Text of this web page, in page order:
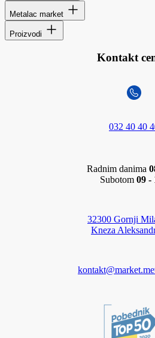
Metalac market
Proizvodi
Kontakt
032 40 40
Radnim danima
Subotom 09 -
32300 Gornji
Kneza